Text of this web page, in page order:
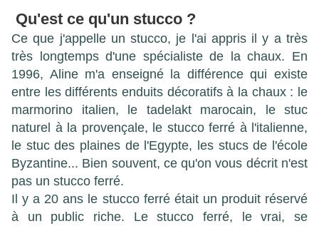
Qu'est ce qu'un stucco ?
Ce que j'appelle un stucco, je l'ai appris il y a très
très longtemps d'une spécialiste de la chaux. En
1996, Aline m'a enseigné la différence qui existe
entre les différents enduits décoratifs à la chaux : le
marmorino italien, le tadelakt marocain, le stuc
naturel à la provençale, le stucco ferré à l'italienne,
le stuc des plaines de l'Egypte, les stucs de l'école
Byzantine... Bien souvent, ce qu'on vous décrit n'est
pas un stucco ferré.
Il y a 20 ans le stucco ferré était un produit réservé
à un public riche. Le stucco ferré, le vrai, se